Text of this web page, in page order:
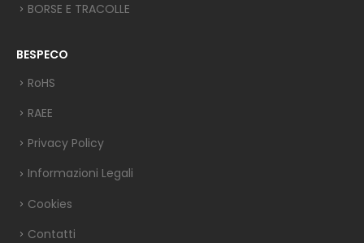
BORSE E TRACOLLE
BESPECO
RoHS
RAEE
Privacy Policy
Informazioni Legali
Cookies
Contatti